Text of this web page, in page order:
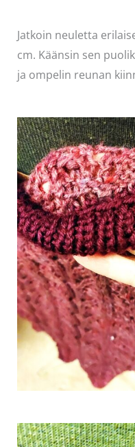
Jatkoin neuletta
cm. Käänsin sen
ja ompelin reunan